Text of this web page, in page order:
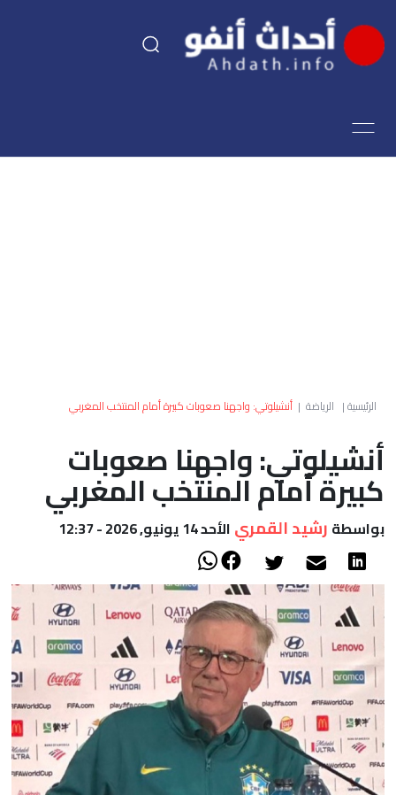
اقتصاد
العالم
أعمدة
الصحراء
الرئيسية| الرياضة | أنشيلوتي: واجهنا صعوبات كبيرة أمام المنتخب المغربي
أنشيلوتي: واجهنا صعوبات
كبيرة أمام المنتخب المغربي
بواسطة رشيد القمري الأحد 14 يونيو, 2026 - 12:37